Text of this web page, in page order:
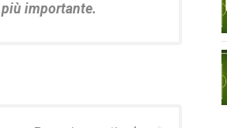
importante.